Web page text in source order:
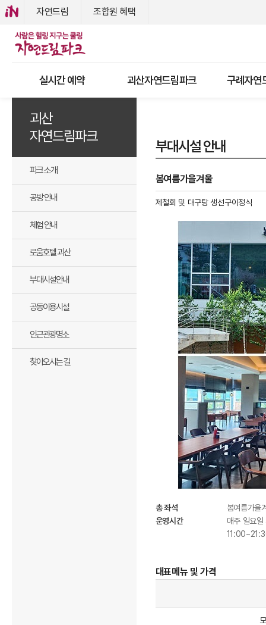
자연드림 조합원 혜택
실시간 예약 괴산자연드림파크 구례자연
괴산
자연드림파크
파크 소개
공방 안내
체험 안내
로움호텔 괴산
부대시설안내
공동이용시설
인근관광명소
찾아오시는 길
부대시설 안내
봄여름가을겨울
제철회 및 대구탕 생선구이정식
총 좌석
봄여름가을
운영시간
매주 일요
대표메뉴 및 가격